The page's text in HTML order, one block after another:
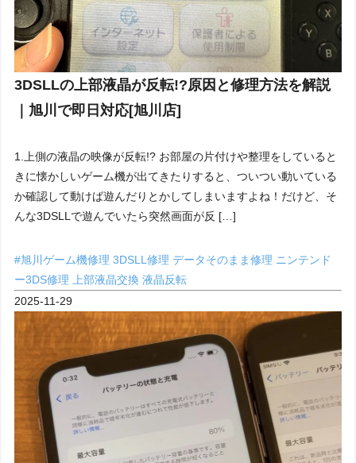
3DSLLの上部液晶が反転!?原因と修理方法を解説
｜旭川で即日対応[旭川店]
1.上側の液晶の映像が反転!? お部屋の片付けや整理をしていると
きに懐かしいゲーム機が出てきたりすると、ついつい動いている
か確認して動けば遊んだりとかしてしまいますよね！だけど、そ
んな3DSLLで遊んでいたら突然画面が反 […]
#旭川ゲーム機修理3DSLL修理データそのまま修理 ニンテンド
ー3DS修理
上部液晶交換液晶反転
2025-11-29